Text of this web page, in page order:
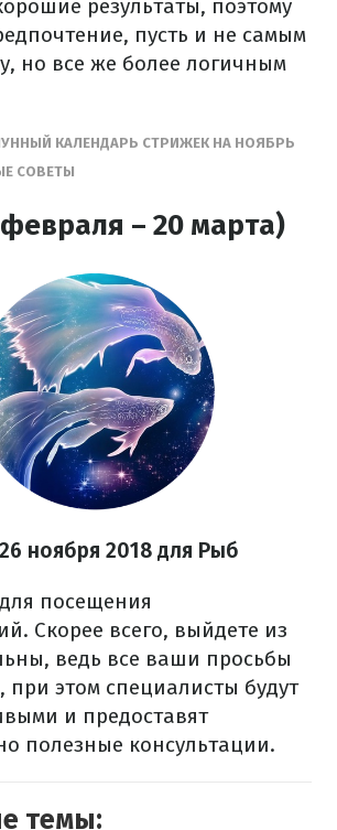
результаты, поэтому
пусть и не самым
но все же более логичным
КАЛЕНДАРЬ СТРИЖЕК НА НОЯБРЬ
СОВЕТЫ
– 20 марта)
ноября 2018 для Рыб
посещения
Скорее всего, выйдете из
ведь все ваши просьбы
при этом специалисты будут
и предоставят
полезные консультации.
темы: